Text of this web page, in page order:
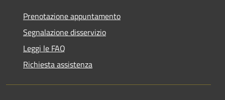
Prenotazione appuntamento
Segnalazione disservizio
Leggi le FAQ
Richiesta assistenza